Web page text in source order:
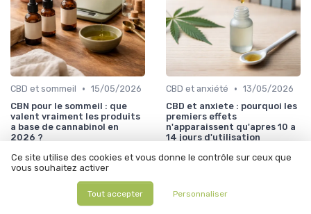
CBD et sommeil • 15/05/2026
CBN pour le sommeil : que
valent vraiment les produits
a base de cannabinol en
2026 ?
CBD et anxiété • 13/05/2026
CBD et anxiete : pourquoi les
premiers effets
n'apparaissent qu'apres 10 a
14 jours d'utilisation
Ce site utilise des cookies et vous donne le contrôle sur ceux que
vous souhaitez activer
Tout accepter Personnaliser